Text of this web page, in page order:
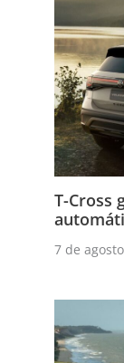
T-Cross
7 de